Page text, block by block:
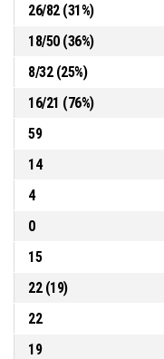
15, Mitchell C.
14, Westbeld K.
26/82(31%)
18/50(36%)
8/32(25%)
16/21 (76%)
59
14
4
0
15
22(19)
22
19